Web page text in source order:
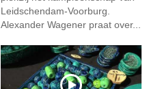
Leidschendam-Voorburg.
Alexander Wagener praat over...